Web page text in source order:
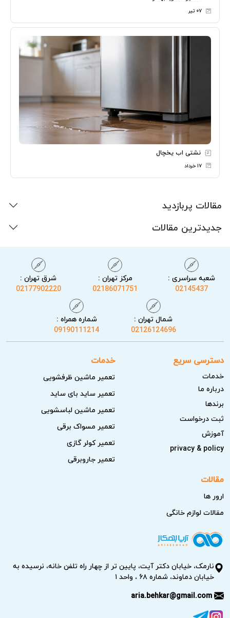
۰۷ تیر
نشتی اب یخچال
۱۷ خرداد
مقالات پربازدید
جدیدترین مقالات
شعبه سراسری :
02145437
مرکز تهران :
02186071751
شرق تهران :
02177902220
شمال تهران :
02126124696
شماره همراه :
09190111214
دسترسی سریع
خدمات
درباره ما
برندها
ثبت درخواست
آموزش
privacy & policy
خدمات
تعمیر ماشین ظرفشویی
تعمیر ساید بای ساید
تعمیر ماشین لباسشویی
تعمیر مسواک برقی
تعمیر کولر گازی
تعمیر جاروبرقی
مقالات
ارور ها
مقالات لوازم خانگی
نارمک، خیابان دکتر آیت، پایین تر از چهار راه تلفن خانه، نرسیده به
خیابان دماوند، شماره ۶۸ ، واحد ۱
aria.behkar@gmail.com